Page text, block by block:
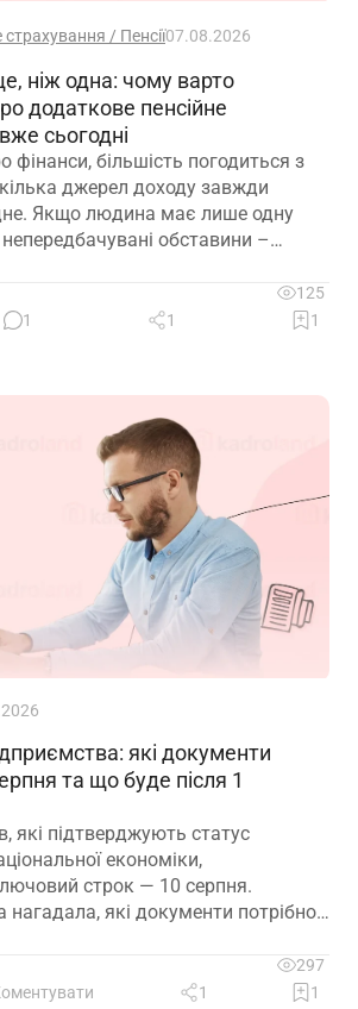
страхування / Пенсії07.08.2026
ніж одна: чому варто
додаткове пенсійне
сьогодні
фінанси, більшість погодиться з
джерел доходу завжди
Якщо людина має лише одну
обставини –
миттєво позбавити її
диверсифікація давно
пенсійного забезпечення
125
1
1 1
які документи
та що буде після 1
які підтверджують статус
економіки,
строк — 10 серпня.
нагадала, які документи потрібно
які не встигнуть підтвердити
297
1 1